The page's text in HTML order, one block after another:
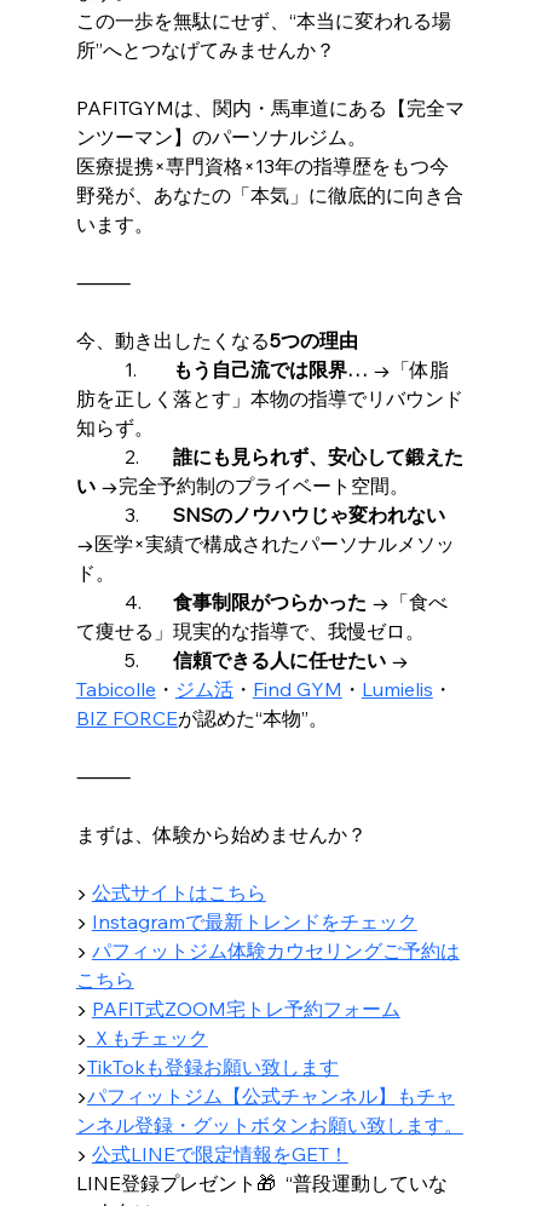
この一歩を無駄にせず、“本当に変われる場
所”へとつなげてみませんか？
PAFITGYMは、関内・馬車道にある【完全マ
ンツーマン】のパーソナルジム。
医療提携×専門資格×13年の指導歴をもつ今
野発が、あなたの「本気」に徹底的に向き合
います。
⸻
今、動き出したくなる5つの理由
もう自己流では限界… →「体脂
肪を正しく落とす」本物の指導でリバウンド
知らず。
誰にも見られず、安心して鍛えた
い →完全予約制のプライベート空間。
SNSのノウハウじゃ変われない
→医学×実績で構成されたパーソナルメソッ
ド。
食事制限がつらかった →「食べ
て痩せる」現実的な指導で、我慢ゼロ。
信頼できる人に任せたい →
Tabicolle ・ ジム活・ Find GYM ・ Lumielis ・
BIZ FORCEが認めた“本物”。
⸻
まずは、体験から始めませんか？
▶ 公式サイトはこちら
▶ Instagramで最新トレンドをチェック
▶ パフィットジム体験カウセリングご予約は
こちら
▶︎ PAFIT式ZOOM宅トレ予約フォーム
▶︎ Ｘもチェック
▶︎TikTokも登録お願い致します
▶︎パフィットジム【公式チャンネル】もチャ
ンネル登録・グットボタンお願い致します。
▶ 公式LINEで限定情報をGET！
LINE登録プレゼント🎁  “普段運動していな